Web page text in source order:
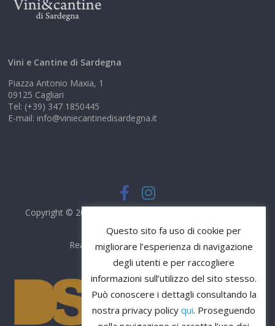
Vini e Cantine di Sardegna
Piazza Antonio Maxia, 1
09125 Cagliari
Tel: (+39) 347 1850445
E-mail: info@viniecantinedisardegna.it
Copyright © 2026
Realizzato daDS Comunicazione
Questo sito fa uso di cookie per
migliorare l’esperienza di navigazione
degli utenti e per raccogliere
informazioni sull’utilizzo del sito stesso.
Può conoscere i dettagli consultando la
nostra privacy policy qui. Proseguendo